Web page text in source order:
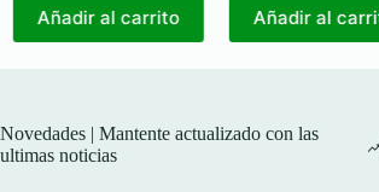
Añadir al carrito Añadir al
Novedades | Mantente actualizado con las
ultimas noticias